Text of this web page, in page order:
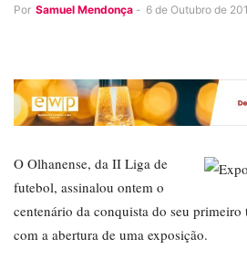
Por Samuel Mendonça - 6 de Outubro de
O Olhanense, da II Liga de
futebol, assinalou ontem o
centenário da conquista do seu
com a abertura de uma exposição.